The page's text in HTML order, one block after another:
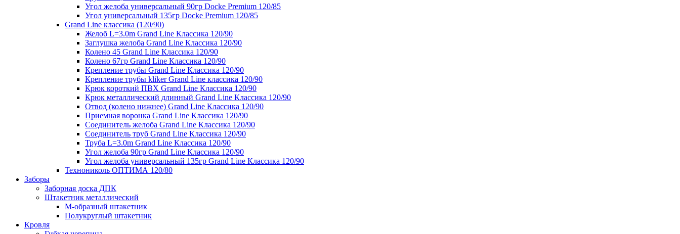
Угол желоба универсальный 90гр Docke Premium 120/85
Угол универсальный 135гр Docke Premium 120/85
Grand Line классика (120/90)
Желоб L=3.0m Grand Line Классика 120/90
Заглушка желоба Grand Line Классика 120/90
Колено 45 Grand Line Классика 120/90
Колено 67гр Grand Line Классика 120/90
Крепление трубы Grand Line Классика 120/90
Крепление трубы kliker Grand Line классика 120/90
Крюк короткий ПВХ Grand Line Классика 120/90
Крюк металлический длинный Grand Line Классика 120/90
Отвод (колено нижнее) Grand Line Классика 120/90
Приемная воронка Grand Line Классика 120/90
Соединитель желоба Grand Line Классика 120/90
Соединитель труб Grand Line Классика 120/90
Труба L=3.0m Grand Line Классика 120/90
Угол желоба 90гр Grand Line Классика 120/90
Угол желоба универсальный 135гр Grand Line Классика 120/90
Технониколь ОПТИМА 120/80
Заборы
Заборная доска ДПК
Штакетник металлический
М-образный штакетник
Полукруглый штакетник
Кровля